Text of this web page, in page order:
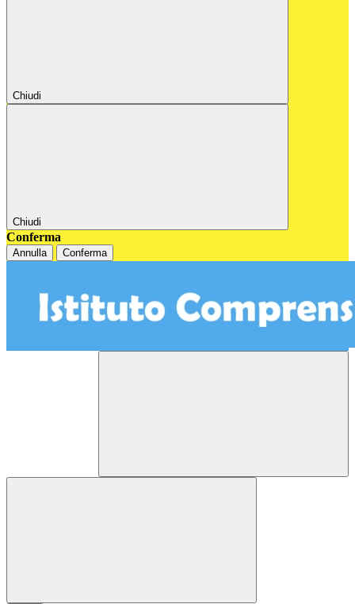
Chiudi
Chiudi
Conferma
Annulla Conferma